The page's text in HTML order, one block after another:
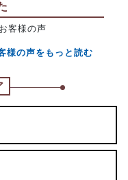
客様の声
様の声をもっと読む